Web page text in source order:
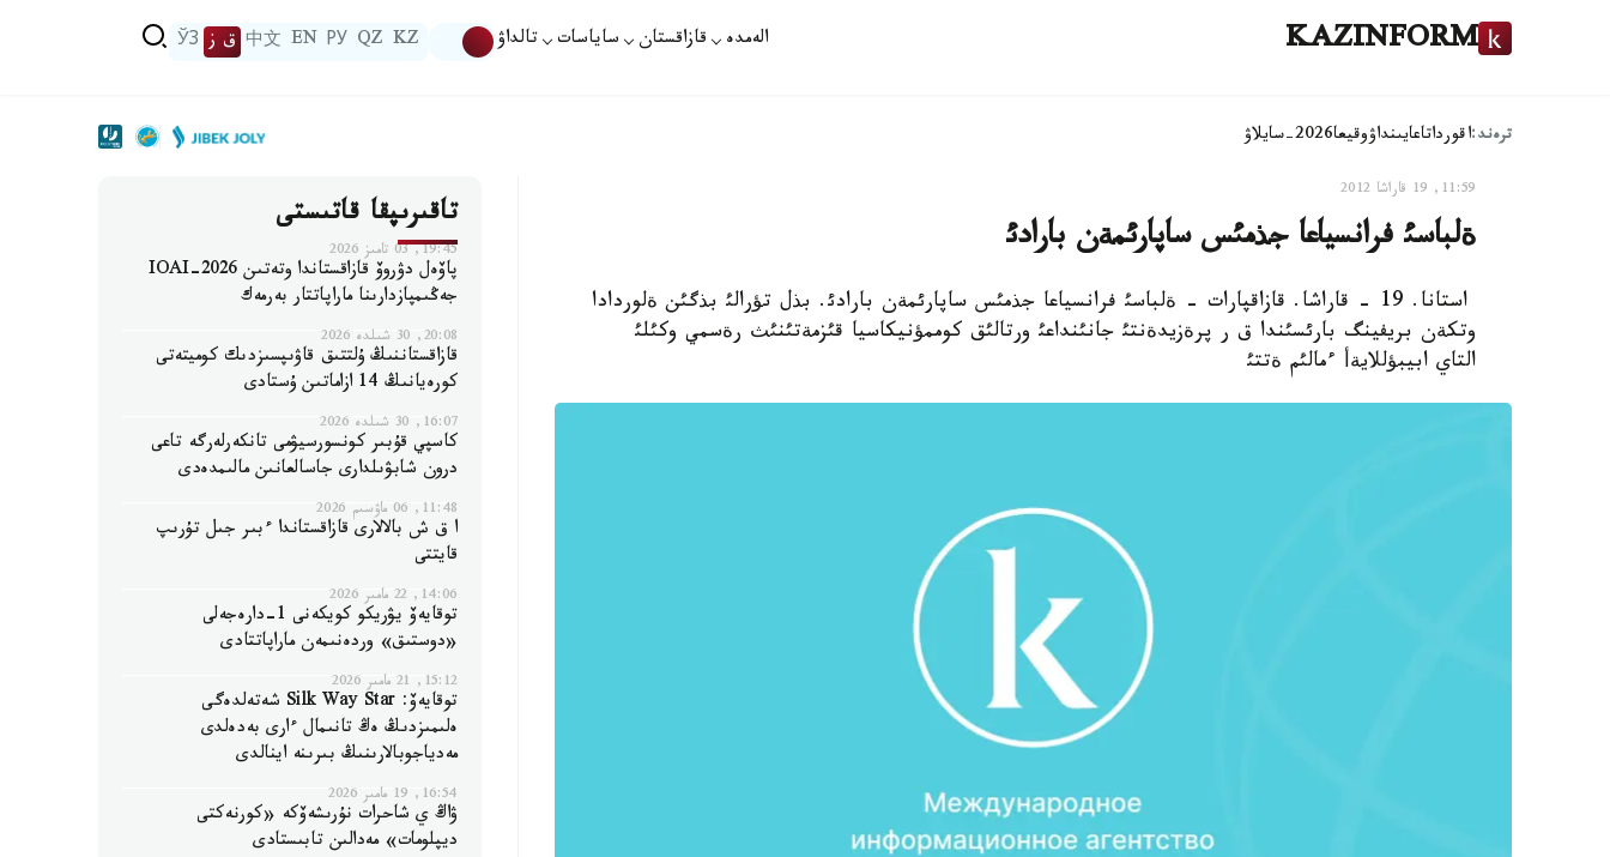
KAZINFORM الەمدە قازاقستان ساياسات تالداۋ KZ
QZ
РУ
EN
中文 ق ز ЎЗ
ترەند:اقورداتاعايىنداۋوقيعا2026-سايلاۋ
11:59, 19 قاراشا 2012
ةلباسئ فرانسياعا جذمئس ساپارئمةن بارادئ
استانا. 19 - قاراشا. قازاقپارات - ةلباسئ فرانسياعا جذمئس ساپارئمةن بارادئ. بذل تؤرالئ بذگئن ةلوردادا
وتكةن بريفينگ بارئسئندا ق ر پرةزيدةنتئ جانئنداعئ ورتالئق كوممؤنيكاسيا قئزمةتئنئث رةسمي وكئلئ
التاي ابيبؤللايةأ ءمالئم ةتتئ
تاقىرىپقا قاتىستى
19:45, 03 تامىز 2026
پاۆەل دۋروۆ قازاقستاندا وتەتىن IOAI-2026
جەڭىمپازدارىنا ماراپاتتار بەرمەك
20:08, 30 شىلدە 2026
قازاقستاننىڭ ۇلتتىق قاۋىپسىزدىك كوميتەتى
كورەيانىڭ 14 ازاماتىن ۇستادى
16:07, 30 شىلدە 2026
كاسپي قۇبىر كونسورسيۋمى تانكەرلەرگە تاعى
درون شابۋىلدارى جاسالعانىن مالىمدەدى
11:48, 06 ماۋسىم 2026
ا ق ش بالالارى قازاقستاندا ءبىر جىل تۇرىپ
قايتتى
14:06, 22 مامىر 2026
توقايەۆ يۋريكو كويكەنى 1-دارەجەلى
«دوستىق» وردەنىمەن ماراپاتتادى
15:12, 21 مامىر 2026
توقايەۆ: Silk Way Star شەتەلدەگى
ەلىمىزدىڭ ەڭ تانىمال ءارى بەدەلدى
مەدياجوبالارىنىڭ بىرىنە اينالدى
16:54, 19 مامىر 2026
ۋاڭ ي شاحرات نۇرىشەۆكە «كورنەكتى
ديپلومات» مەدالىن تابىستادى